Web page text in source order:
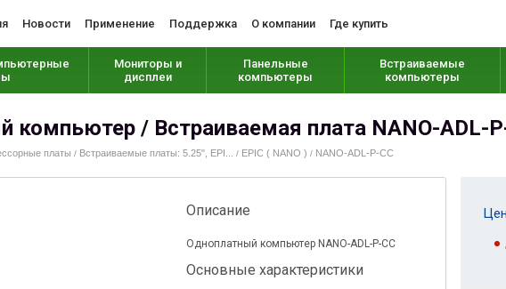
Новости Применение Поддержка О компании Где купить
Мониторы и
дисплеи
Панельные
компьютеры
Встраиваемые
компьютеры
компьютер / Встраиваемая плата NANO-ADL-
платы / Встраиваемые платы: 5.25", EPI... / EPIC ( NANO ) / NANO-ADL-P-CC
Описание
Одноплатный компьютер NANO-ADL-P-CC
Основные характеристики